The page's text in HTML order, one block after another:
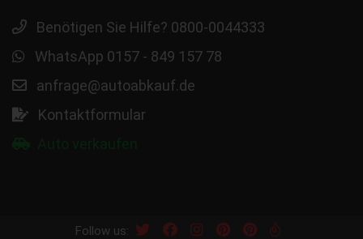
Benötigen Sie Hilfe? 0800-0044333
WhatsApp 0157 - 849 157 78
anfrage@autoabkauf.de
Kontaktformular
Follow us: